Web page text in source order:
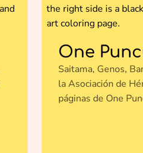
One
Saitama, Genos,
la Asociación de
páginas de One